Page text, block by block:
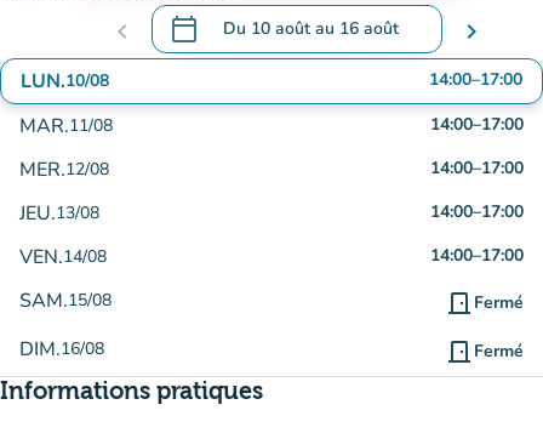
chevron_left calendar_today Du 10 aoûtau 16 août
.Ouvrir le calendrier pour changer de
chevron_right
LUN.10/08 14:00–17:00
MAR.11/08 14:00–17:00
MER.12/08 14:00–17:00
JEU.13/08 14:00–17:00
VEN.14/08 14:00–17:00
SAM.15/08 door_front Fermé
DIM.16/08 door_front Fermé
Informations pratiques